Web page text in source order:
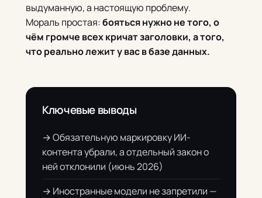
выдуманную, а настоящую проблему.
Мораль простая:бояться нужно не того, о
чём громче всех кричат заголовки, а того,
что реально лежит у вас в базе данных.
Ключевые выводы
→ Обязательную маркировку ИИ-
контента убрали, а отдельный закон о
ней отклонили (июнь 2026)
→ Иностранные модели не запретили —